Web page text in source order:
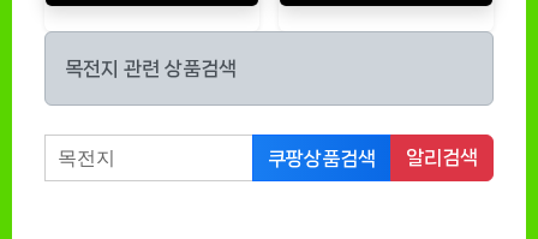
목전지 관련 상품검색
쿠팡상품검색 알리검색